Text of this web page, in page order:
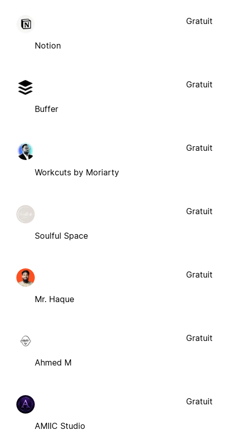
Notion
Gratuit
Buffer
Gratuit
Workcuts by Moriarty
Gratuit
Soulful Space
Gratuit
Mr. Haque
Gratuit
Ahmed M
Gratuit
AMIIC Studio
Gratuit